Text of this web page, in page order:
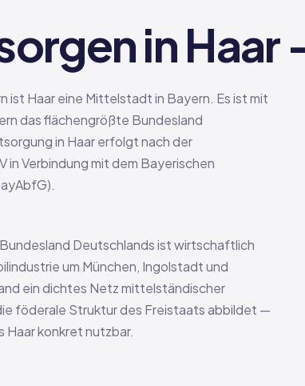
in
ist Haar eine Mittelstadt in Bayern. Es ist mit
das flächengrößte Bundesland
in Haar erfolgt nach der
Verbindung mit dem Bayerischen
Deutschlands ist wirtschaftlich
um München, Ingolstadt und
ein dichtes Netz mittelständischer
föderale Struktur des Freistaats abbildet —
Haar konkret nutzbar.